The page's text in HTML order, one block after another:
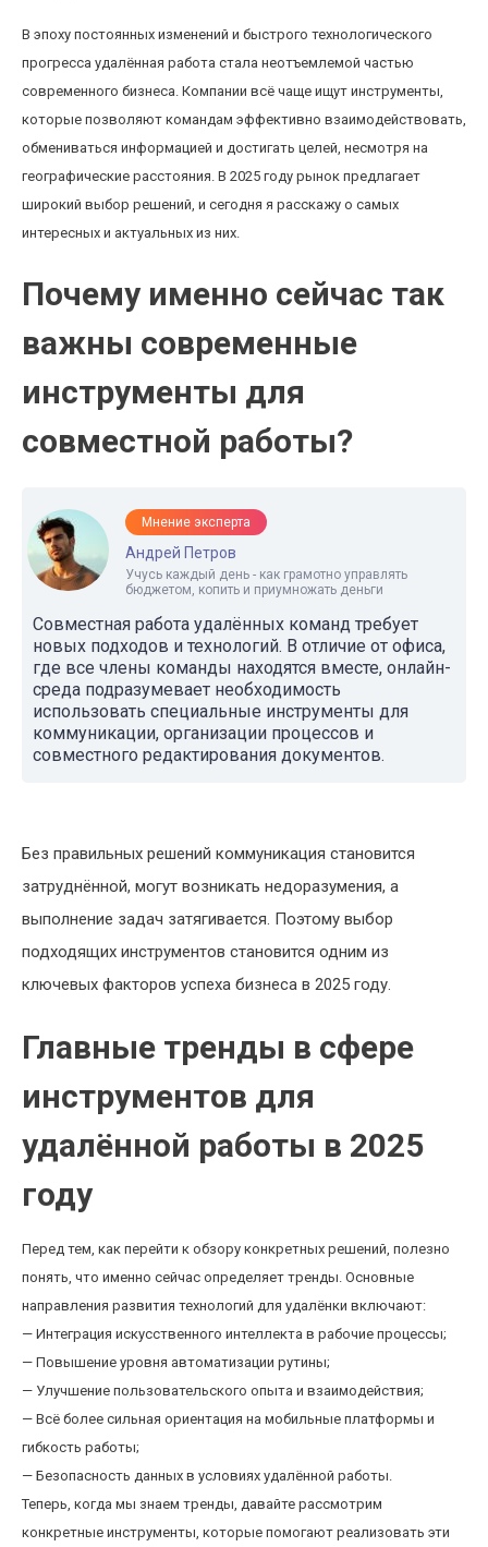
В эпоху постоянных изменений и быстрого технологического
прогресса удалённая работа стала неотъемлемой частью
современного бизнеса. Компании всё чаще ищут инструменты,
которые позволяют командам эффективно взаимодействовать,
обмениваться информацией и достигать целей, несмотря на
географические расстояния. В 2025 году рынок предлагает
широкий выбор решений, и сегодня я расскажу о самых
интересных и актуальных из них.
Почему именно сейчас так
важны современные
инструменты для
совместной работы?
Мнение эксперта
Андрей Петров
Учусь каждый день - как грамотно управлять
бюджетом, копить и приумножать деньги
Совместная работа удалённых команд требует
новых подходов и технологий. В отличие от офиса,
где все члены команды находятся вместе, онлайн-
среда подразумевает необходимость
использовать специальные инструменты для
коммуникации, организации процессов и
совместного редактирования документов.
Без правильных решений коммуникация становится
затруднённой, могут возникать недоразумения, а
выполнение задач затягивается. Поэтому выбор
подходящих инструментов становится одним из
ключевых факторов успеха бизнеса в 2025 году.
Главные тренды в сфере
инструментов для
удалённой работы в 2025
году
Перед тем, как перейти к обзору конкретных решений, полезно
понять, что именно сейчас определяет тренды. Основные
направления развития технологий для удалёнки включают:
— Интеграция искусственного интеллекта в рабочие процессы;
— Повышение уровня автоматизации рутины;
— Улучшение пользовательского опыта и взаимодействия;
— Всё более сильная ориентация на мобильные платформы и
гибкость работы;
— Безопасность данных в условиях удалённой работы.
Теперь, когда мы знаем тренды, давайте рассмотрим
конкретные инструменты, которые помогают реализовать эти